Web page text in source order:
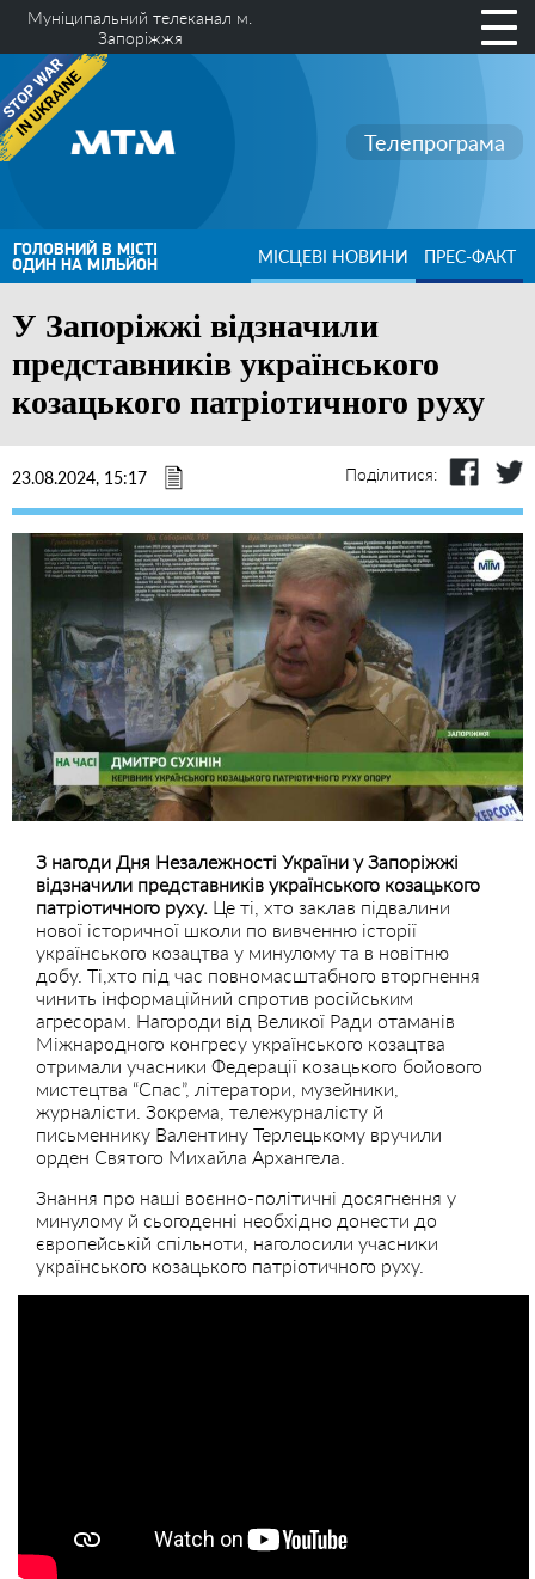
Муніципальний телеканал м.
Запоріжжя
Телепрограма
ГОЛОВНИЙ В МІСТІ
ОДИН НА МІЛЬЙОН МІСЦЕВІ НОВИНИ ПРЕС-ФАКТ
У Запоріжжі відзначили
представників українського
козацького патріотичного руху
23.08.2024, 15:17 Поділитися:
З нагоди Дня Незалежності України у Запоріжжі
відзначили представників українського козацького
патріотичного руху. Це ті, хто заклав підвалини
нової історичної школи по вивченню історії
українського козацтва у минулому та в новітню
добу. Ті,хто під час повномасштабного вторгнення
чинить інформаційний спротив російським
агресорам. Нагороди від Великої Ради отаманів
Міжнародного конгресу українського козацтва
отримали учасники Федерації козацького бойового
мистецтва “Спас”, літератори, музейники,
журналісти. Зокрема, тележурналісту й
письменнику Валентину Терлецькому вручили
орден Святого Михайла Архангела.
Знання про наші воєнно-політичні досягнення у
минулому й сьогоденні необхідно донести до
європейській спільноти, наголосили учасники
українського козацького патріотичного руху.